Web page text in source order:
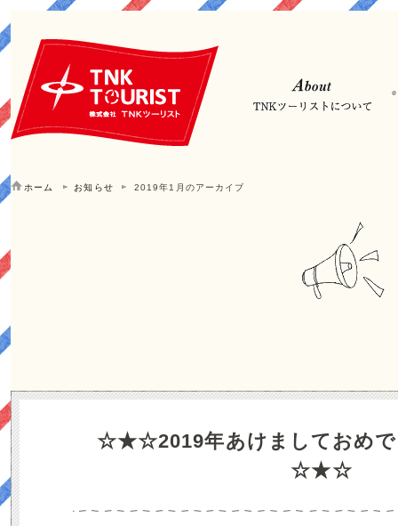
ホーム お知らせ 2019年1月のアーカイブ
☆★☆2019年あけましておめで
☆★☆